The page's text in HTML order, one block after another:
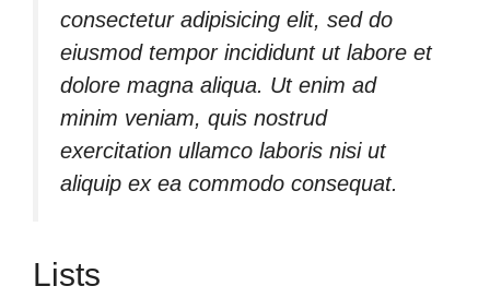
consectetur adipisicing elit, sed do
eiusmod tempor incididunt ut labore et
dolore magna aliqua. Ut enim ad
minim veniam, quis nostrud
exercitation ullamco laboris nisi ut
aliquip ex ea commodo consequat.
Lists